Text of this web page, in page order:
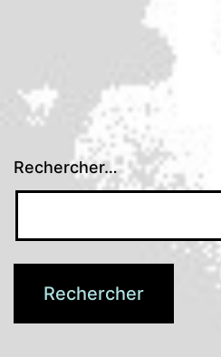
Rechercher…